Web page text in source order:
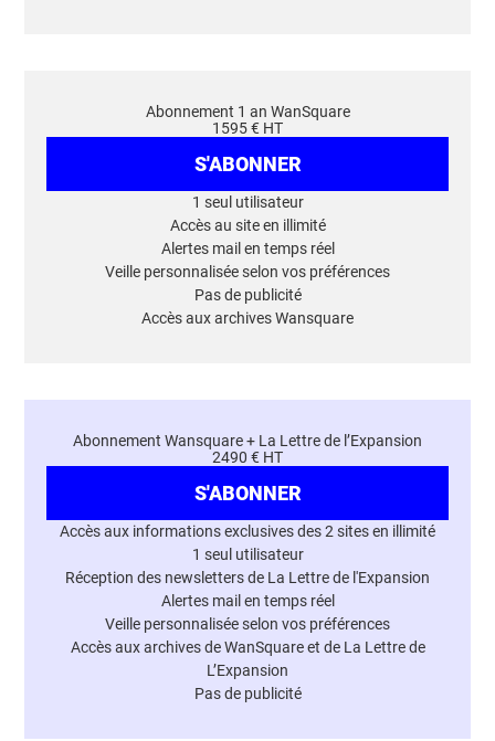
Abonnement 1 an WanSquare
1595 € HT
S'ABONNER
1 seul utilisateur
Accès au site en illimité
Alertes mail en temps réel
Veille personnalisée selon vos préférences
Pas de publicité
Accès aux archives Wansquare
Abonnement Wansquare + La Lettre de l’Expansion
2490 € HT
S'ABONNER
Accès aux informations exclusives des 2 sites en illimité
1 seul utilisateur
Réception des newsletters de La Lettre de l'Expansion
Alertes mail en temps réel
Veille personnalisée selon vos préférences
Accès aux archives de WanSquare et de La Lettre de
L’Expansion
Pas de publicité